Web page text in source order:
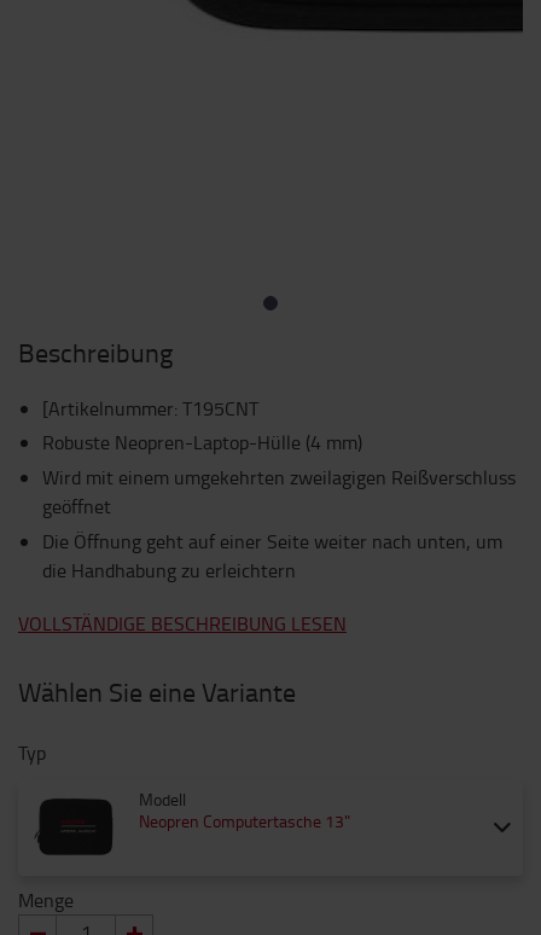
Beschreibung
[Artikelnummer: T195CNT
Robuste Neopren-Laptop-Hülle (4 mm)
Wird mit einem umgekehrten zweilagigen Reißverschluss
geöffnet
Die Öffnung geht auf einer Seite weiter nach unten, um
die Handhabung zu erleichtern
VOLLSTÄNDIGE BESCHREIBUNG LESEN
Wählen Sie eine Variante
Typ
Modell
Neopren Computertasche 13"
Menge